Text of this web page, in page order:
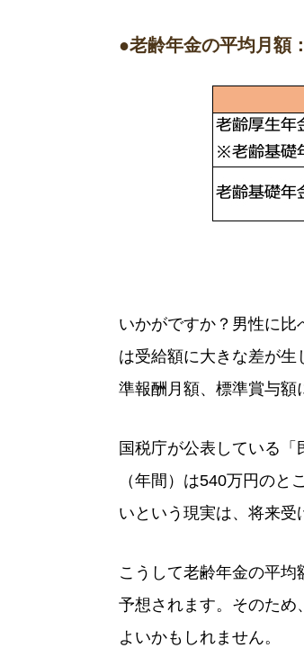
●老齢年金の平均月額
いかがですか？男性に
は受給額に大きな差が
準報酬月額、標準賞与額
国税庁が公表している
（年間）は540万円の
いという現実は、将来受
こうして老齢年金の平
予想されます。そのため
よいかもしれません。